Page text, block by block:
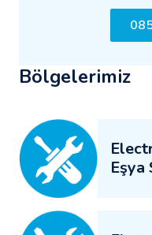
Bölgelerimiz
Eşya